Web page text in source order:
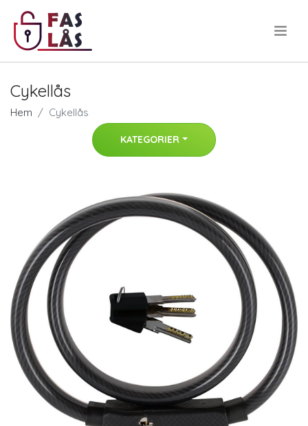
Cykellås
Hem Cykellås
KATEGORIER